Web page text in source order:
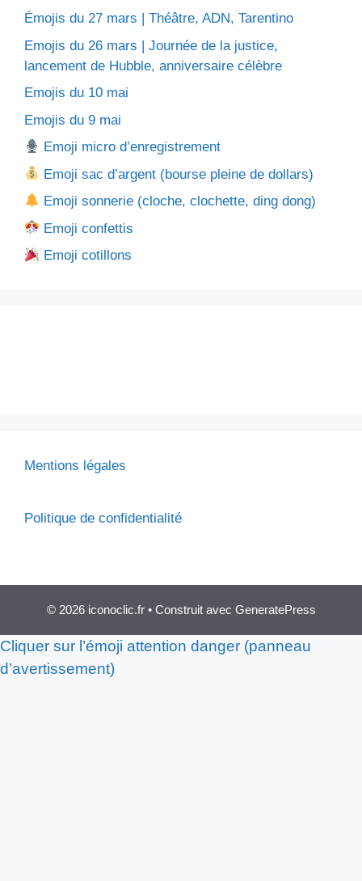
Émojis du 27 mars | Théâtre, ADN, Tarentino
Emojis du 26 mars | Journée de la justice,
lancement de Hubble, anniversaire célèbre
Emojis du 10 mai
Emojis du 9 mai
Emoji micro d’enregistrement
Emoji sac d’argent (bourse pleine de dollars)
Emoji sonnerie (cloche, clochette, ding dong)
Emoji confettis
Emoji cotillons
Mentions légales
Politique de confidentialité
© 2026 iconoclic.fr• Construit avec GeneratePress
Cliquer sur l’émoji attention danger (panneau
d’avertissement)